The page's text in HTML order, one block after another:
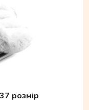
розмір